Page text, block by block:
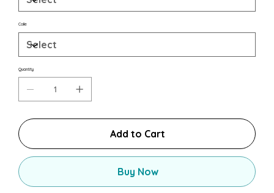
Colle
Quantity
Add to Cart
Buy Now